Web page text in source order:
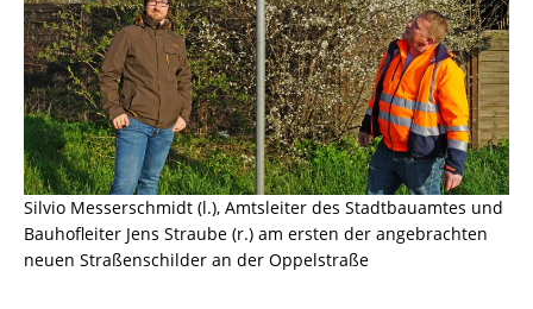
Silvio Messerschmidt (l.), Amtsleiter des Stadtbauamtes und
Bauhofleiter Jens Straube (r.) am ersten der angebrachten
neuen Straßenschilder an der Oppelstraße